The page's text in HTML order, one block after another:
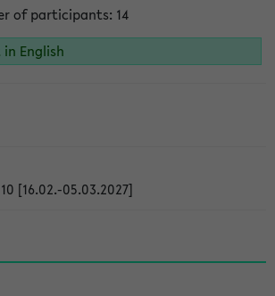
of participants: 14
English
[16.02.-05.03.2027]